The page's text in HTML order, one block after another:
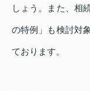
しょう。また、相
の特例」も検討対
ております。